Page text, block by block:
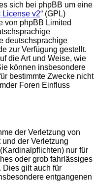
sich bei phpBB um eine
License v2“ (GPL)
von phpBB Limited
deutschsprachige
zur Verfügung gestellt.
die Art und Weise, wie
können insbesondere
bestimmte Zwecke nicht
Foren Einfluss
der Verletzung von
der Verletzung
nur für
oder grob fahrlässiges
Dies gilt auch für
entgangenen